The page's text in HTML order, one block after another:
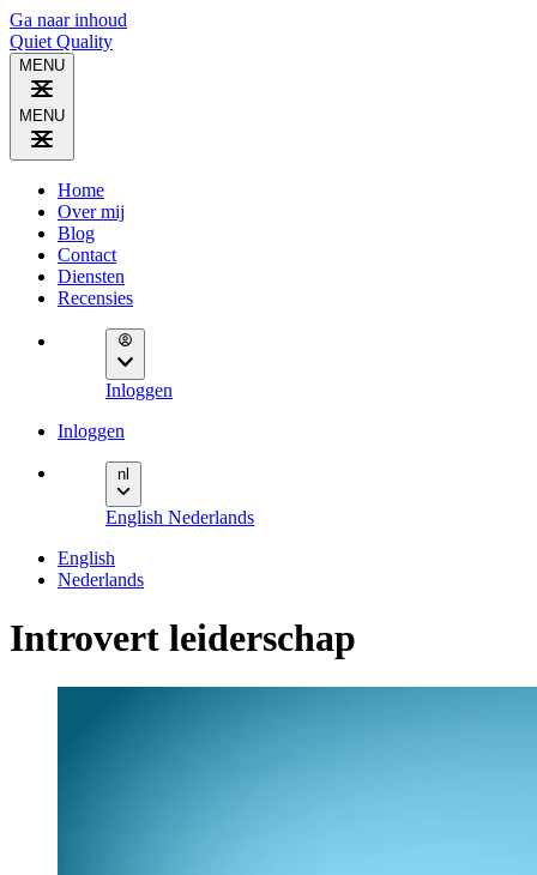
Ga naar inhoud
Quiet Quality
MENU
MENU
Home
Over mij
Blog
Contact
Diensten
Recensies
Inloggen
Inloggen
nl
English Nederlands
English
Nederlands
Introvert leiderschap